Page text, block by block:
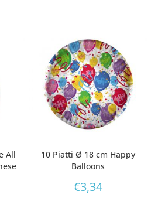
All
10 Piatti Ø 18 cm Happy
Balloons
€3,34